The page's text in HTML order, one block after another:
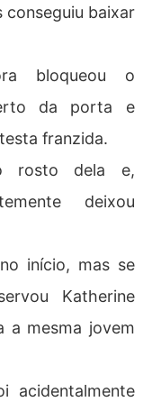
conseguiu baixar
bloqueou o
da porta e
franzida.
rosto dela e,
deixou
início, mas se
Katherine
a mesma jovem
acidentalmente